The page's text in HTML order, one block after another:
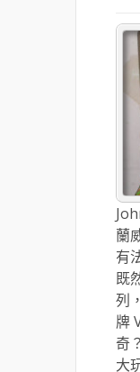
蘭
有
既
列
牌
奇
大